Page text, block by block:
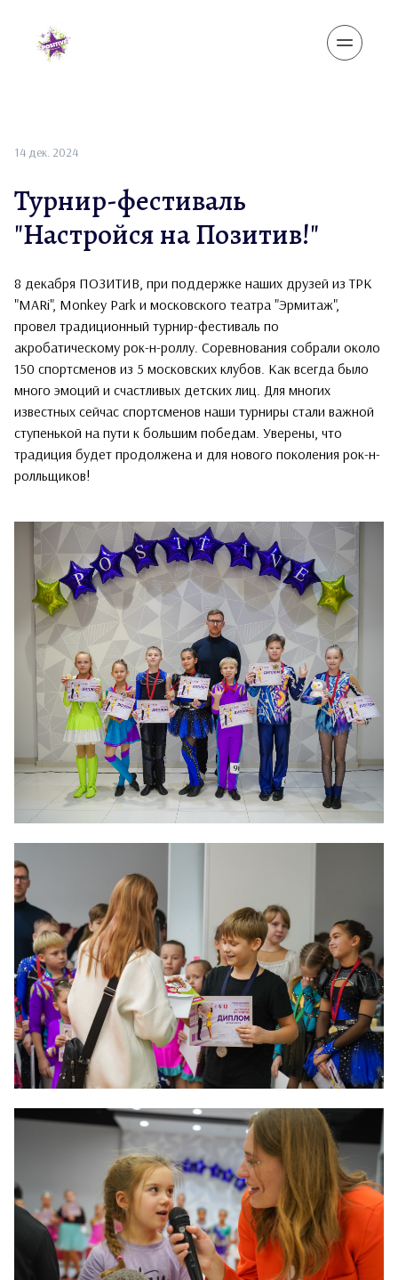
14 дек. 2024
Турнир-фестиваль
"Настройся на Позитив!"
8 декабря ПОЗИТИВ, при поддержке наших друзей из ТРК
"MARi", Monkey Park и московского театра "Эрмитаж",
провел традиционный турнир-фестиваль по
акробатическому рок-н-роллу. Соревнования собрали около
150 спортсменов из 5 московских клубов. Как всегда было
много эмоций и счастливых детских лиц. Для многих
известных сейчас спортсменов наши турниры стали важной
ступенькой на пути к большим победам. Уверены, что
традиция будет продолжена и для нового поколения рок-н-
ролльщиков!